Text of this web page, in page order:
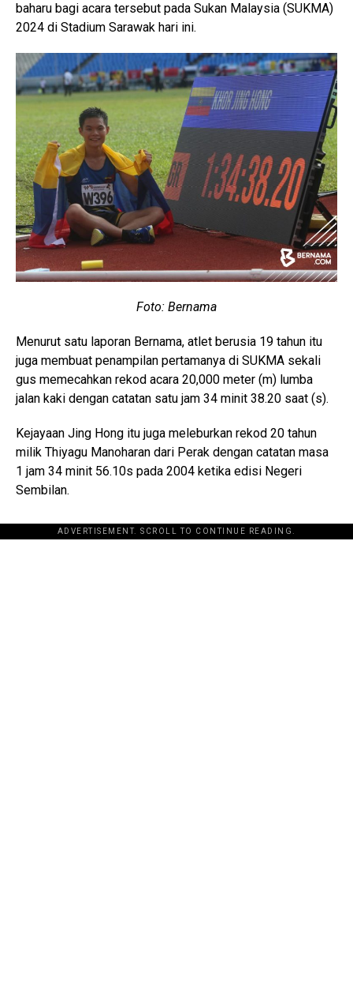
baharu bagi acara tersebut pada Sukan Malaysia (SUKMA)
2024 di Stadium Sarawak hari ini.
Foto: Bernama
Menurut satu laporan Bernama, atlet berusia 19 tahun itu
juga membuat penampilan pertamanya di SUKMA sekali
gus memecahkan rekod acara 20,000 meter (m) lumba
jalan kaki dengan catatan satu jam 34 minit 38.20 saat (s).
Kejayaan Jing Hong itu juga meleburkan rekod 20 tahun
milik Thiyagu Manoharan dari Perak dengan catatan masa
1 jam 34 minit 56.10s pada 2004 ketika edisi Negeri
Sembilan.
ADVERTISEMENT. SCROLL TO CONTINUE READING.